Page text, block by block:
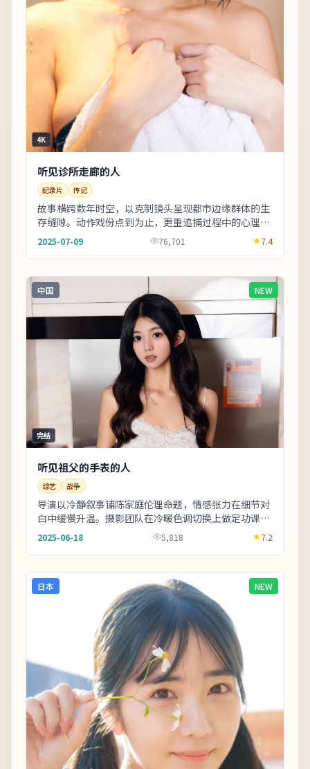
4K
听见诊所走廊的人
纪录片 传记
故事横跨数年时空，以克制镜头呈现都市边缘群体的生
存缝隙。动作戏份点到为止，更重追捕过程中的心理博
弈。上线之后口碑分化属正常现象，建议亲自观看并
形...
2025-07-09 76,701 7.4
中国 NEW
完结
听见祖父的手表的人
综艺 战争
导演以冷静叙事铺陈家庭伦理命题，情感张力在细节对
白中缓慢升温。摄影团队在冷暖色调切换上做足功课，
城市霓虹与陋巷昏灯对比鲜明。影片中出现的地标多
为...
2025-06-18 5,818 7.2
日本 NEW